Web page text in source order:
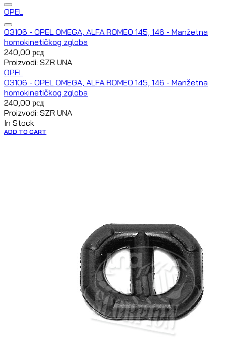
OPEL
O3106 - OPEL OMEGA, ALFA ROMEO 145, 146 - Manžetna
homokinetičkog zgloba
240,00 рсд
Proizvodi: SZR UNA
OPEL
O3106 - OPEL OMEGA, ALFA ROMEO 145, 146 - Manžetna
homokinetičkog zgloba
240,00 рсд
Proizvodi: SZR UNA
In Stock
ADD TO CART